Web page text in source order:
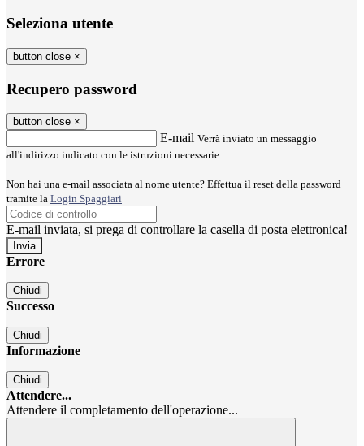
Seleziona utente
button close ×
Recupero password
button close ×
E-mail Verrà inviato un messaggio
all'indirizzo indicato con le istruzioni necessarie.
Non hai una e-mail associata al nome utente? Effettua il reset della password
tramite la Login Spaggiari
E-mail inviata, si prega di controllare la casella di posta elettronica!
Errore
Chiudi
Successo
Chiudi
Informazione
Chiudi
Attendere...
Attendere il completamento dell'operazione...